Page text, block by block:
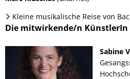
Kleine musikalische Reise von
Die mitwirkende/n KünstlerIn
Sabine